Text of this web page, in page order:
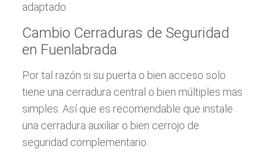
adaptado.
Cambio Cerraduras de Seguridad
en Fuenlabrada
Por tal razón si su puerta o bien acceso solo
tiene una cerradura central o bien múltiples mas
simples. Así que es recomendable que instale
una cerradura auxiliar o bien cerrojo de
seguridad complementario.